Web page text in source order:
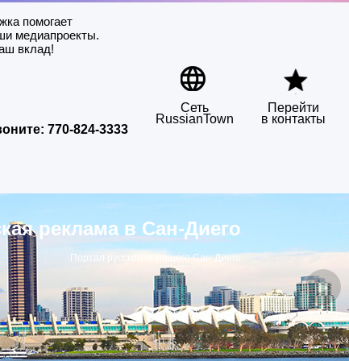
помогает
медиапроекты.
вклад!
770-824-3333
Сеть
RussianTown
Перейти
в контакты
реклама в Сан-Диего
Портал русскоговорящего Сан-Диего
▶